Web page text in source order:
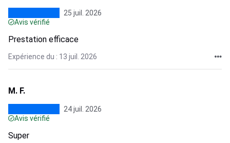
25 juil. 2026
Avis vérifié
Prestation efficace
Expérience du : 13 juil. 2026
M. F.
24 juil. 2026
Avis vérifié
Super